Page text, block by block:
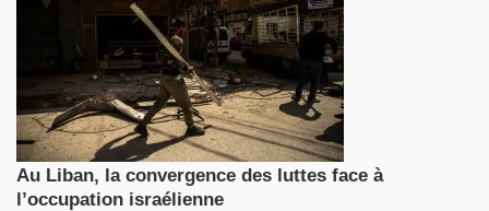
Au Liban, la convergence des luttes face à
l’occupation israélienne